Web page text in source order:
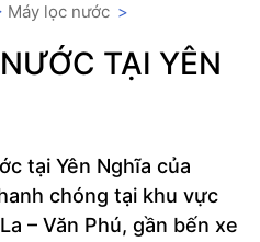
Máy lọc nước >
TẠI YÊN
tại Yên Nghĩa của
chóng tại khu vực
– Văn Phú, gần bến xe